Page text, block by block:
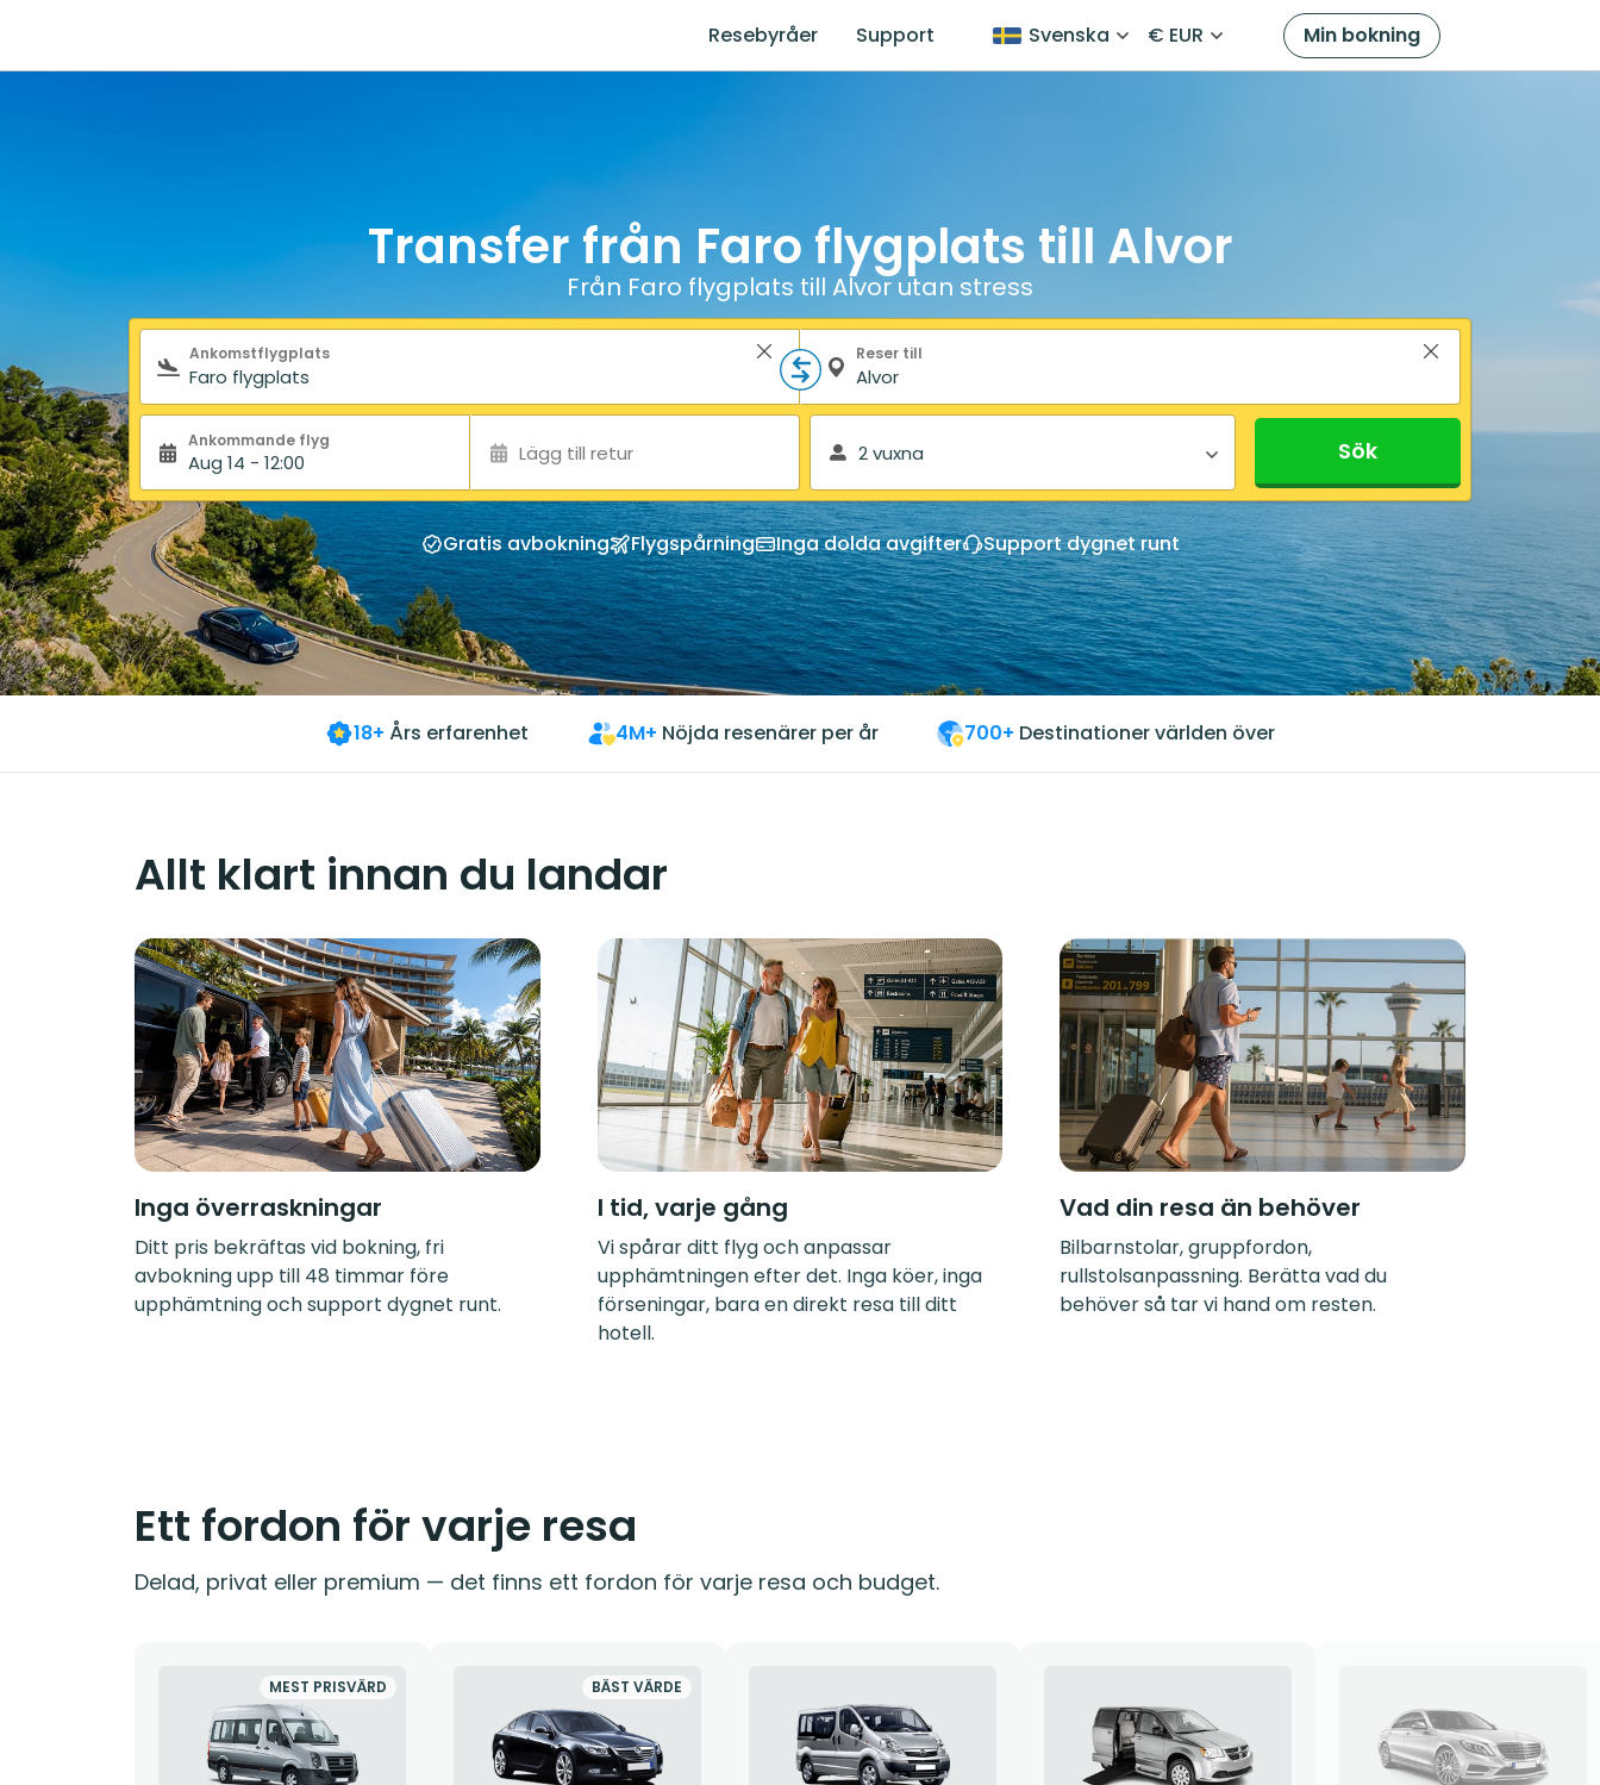
Resebyråer Support Svenska € EUR Min bokning
Transfer från Faro flygplats till Alvor
Från Faro flygplats till Alvor utan stress
Sökformulär
Ankomstflygplats Reser till
Ankommande flyg
Aug 14 - 12:00 Lägg till retur 2 vuxna Sök
Gratis avbokning Flygspårning Inga dolda avgifter Support dygnet runt
18+ Års erfarenhet 4M+ Nöjda resenärer per år 700+ Destinationer världen över
Allt klart innan du landar
Inga överraskningar
Ditt pris bekräftas vid bokning, fri
avbokning upp till 48 timmar före
upphämtning och support dygnet runt.
I tid, varje gång
Vi spårar ditt flyg och anpassar
upphämtningen efter det. Inga köer, inga
förseningar, bara en direkt resa till ditt
hotell.
Vad din resa än behöver
Bilbarnstolar, gruppfordon,
rullstolsanpassning. Berätta vad du
behöver så tar vi hand om resten.
Ett fordon för varje resa
Delad, privat eller premium — det finns ett fordon för varje resa och budget.
MEST PRISVÄRD BÄST VÄRDE